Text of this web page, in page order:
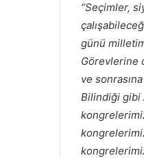
“Seçimler,
günü
Görevlerine
ve sonrasına
Bilindiği gibi